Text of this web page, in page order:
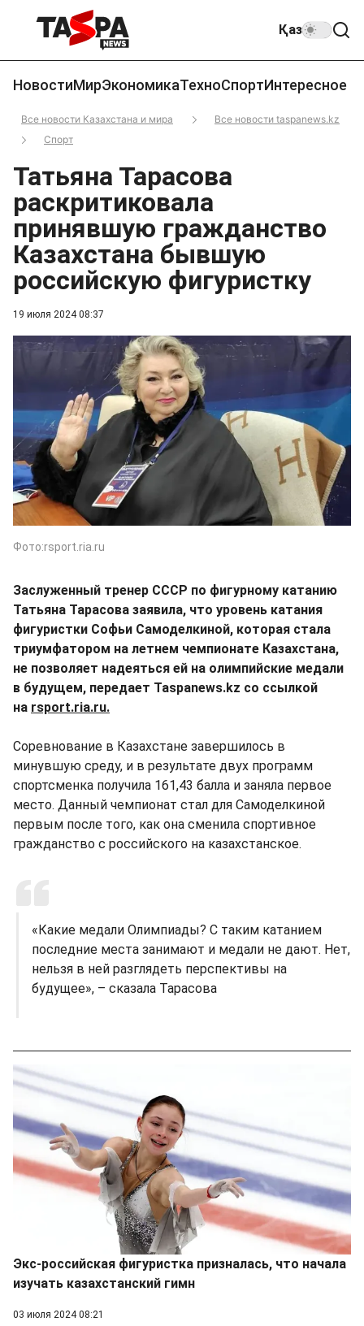
Қаз
НовостиМирЭкономикаТехноСпортИнтересное
Все новости Казахстана и мира
Все новости taspanews.kz
Спорт
19 июля 2024 08:37
Татьяна Тарасова
раскритиковала
принявшую гражданство
Казахстана бывшую
российскую фигуристку
Фото:rsport.ria.ru
Заслуженный тренер СССР по фигурному катанию
Татьяна Тарасова заявила, что уровень катания
фигуристки Софьи Самоделкиной, которая стала
триумфатором на летнем чемпионате Казахстана,
не позволяет надеяться ей на олимпийские медали
в будущем, передает Taspanews.kz со ссылкой
на rsport.ria.ru.
Соревнование в Казахстане завершилось в
минувшую среду, и в результате двух программ
спортсменка получила 161,43 балла и заняла первое
место. Данный чемпионат стал для Самоделкиной
первым после того, как она сменила спортивное
гражданство с российского на казахстанское.
«Какие медали Олимпиады? С таким катанием
последние места занимают и медали не дают. Нет,
нельзя в ней разглядеть перспективы на
будущее», – сказала Тарасова
Экс-российская фигуристка призналась, что начала
изучать казахстанский гимн
03 июля 2024 08:21